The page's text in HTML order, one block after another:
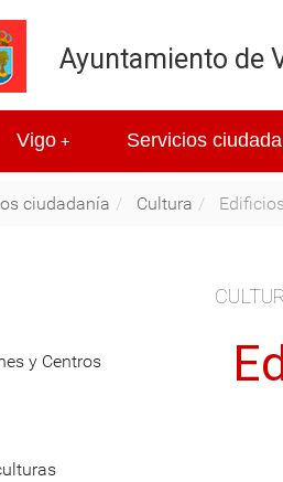
Ayuntamiento de
+
Vigo Servicios
ciudadanía Cultura
y Centros